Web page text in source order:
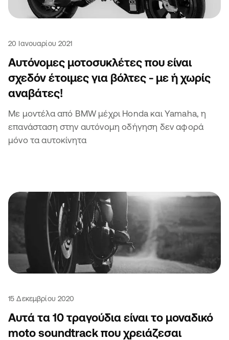
20 Ιανουαρίου 2021
Αυτόνομες μοτοσυκλέτες που είναι
σχεδόν έτοιμες για βόλτες - με ή χωρίς
αναβάτες!
Με μοντέλα από BMW μέχρι Honda και Yamaha, η
επανάσταση στην αυτόνομη οδήγηση δεν αφορά
μόνο τα αυτοκίνητα
15 Δεκεμβρίου 2020
Αυτά τα 10 τραγούδια είναι το μοναδικό
moto soundtrack που χρειάζεσαι